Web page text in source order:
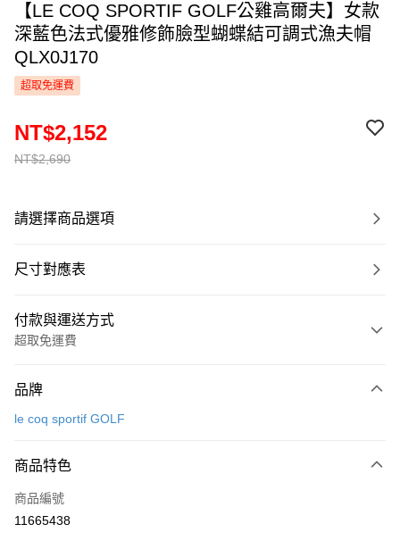
【LE COQ SPORTIF GOLF公雞高爾夫】女款
深藍色法式優雅修飾臉型蝴蝶結可調式漁夫帽
QLX0J170
超取免運費
NT$2,690
NT$2,152
請選擇商品選項
尺寸對應表
付款與運送方式
超取免運費
信用卡一次付款
LINE Pay
Apple Pay
品牌
le coq sportif GOLF
商品特色
商品編號
11665438